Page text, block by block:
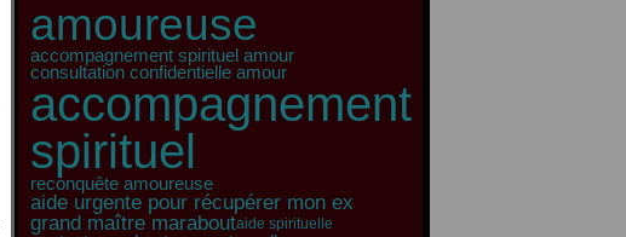
amoureuse
accompagnement spirituel amour
consultation confidentielle amour
accompagnement
spirituel
reconquête amoureuse
aide urgente pour récupérer mon ex
grand maître maraboutaide spirituelle